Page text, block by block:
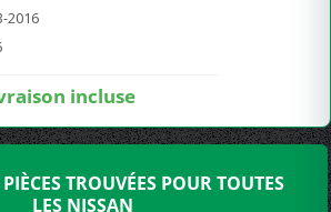
2016
incluse
TROUVÉES POUR TOUTES
LES NISSAN